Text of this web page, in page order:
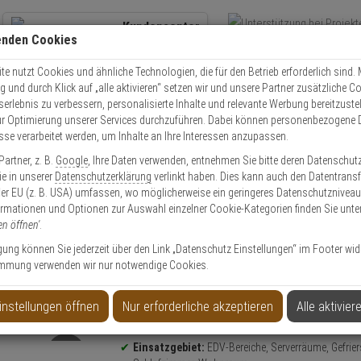
Kundencenter
Kontaktservice nutzen
Mo. - Do.: 8:00 - 16:30 Fr. 8:00 - 14:00 Uhr
Zutritt Einbruch
Temperatursensor -35°C bis +60°C
-35°C bis +60°C
Produktinformationen
Temperatursensor
Einsatzgebiet: EDV-Bereiche, Serverräume,
Cookies
nutzt Cookies und ähnliche Technologien, die für den Betrieb erforderlich sind.
und durch Klick auf „alle aktivieren“ setzen wir und unsere Partner zusätzliche
zu verbessern, personalisierte Inhalte und relevante Werbung
Optimierung unserer Services durchzuführen. Dabei können personenbezogene
verarbeitet werden, um Inhalte an Ihre Interessen anzupassen.
z. B. Google , Ihre Daten verwenden, entnehmen Sie bitte deren
in unserer Datenschutzerklärung verlinkt haben. Dies kann auch den
EU (z. B. USA) umfassen, wo möglicherweise ein geringeres Datenschutzniveau
und Optionen zur Auswahl einzelner Cookie-Kategorien finden Sie
öffnen'.
können Sie jederzeit über den Link „Datenschutz Einstellungen“ im Footer
verwenden wir nur notwendige Cookies.
öffnen Nur erforderliche akzeptieren Alle